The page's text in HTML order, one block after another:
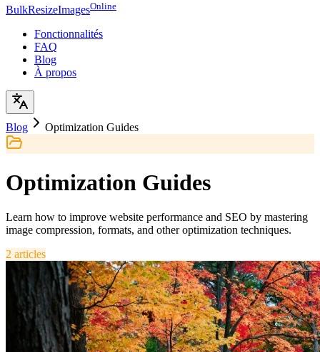
BulkResizeImagesOnline
Fonctionnalités
FAQ
Blog
À propos
Blog Optimization Guides
Optimization Guides
Learn how to improve website performance and SEO by mastering
image compression, formats, and other optimization techniques.
2 articles